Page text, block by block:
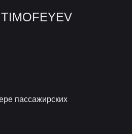
пассажирских